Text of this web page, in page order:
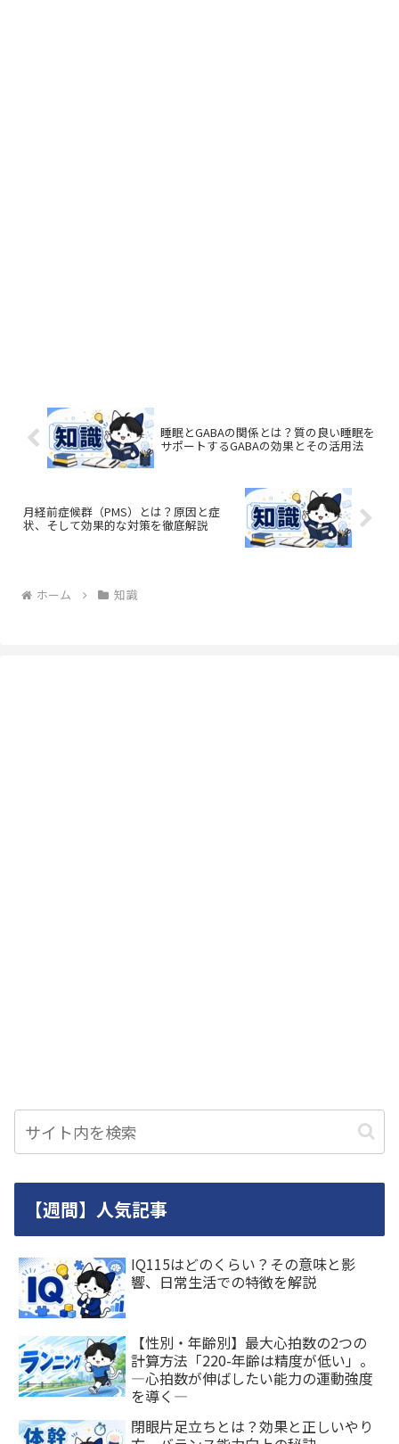
睡眠とGABAの関係とは？質の良い睡眠を
サポートするGABAの効果とその活用法
月経前症候群（PMS）とは？原因と症
状、そして効果的な対策を徹底解説
ホーム 知識
【週間】人気記事
IQ115はどのくらい？その意味と影
響、日常生活での特徴を解説
【性別・年齢別】最大心拍数の2つの
計算方法「220-年齢は精度が低い」。
―心拍数が伸ばしたい能力の運動強度
を導く―
閉眼片足立ちとは？効果と正しいやり